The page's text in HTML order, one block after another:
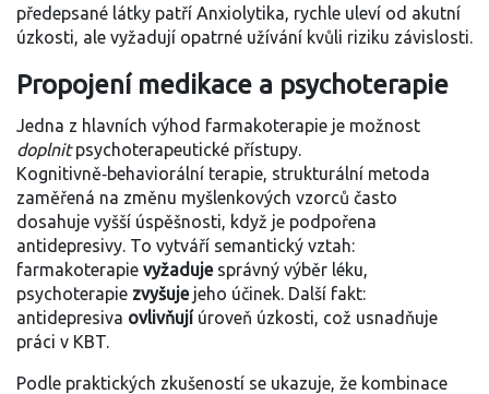
předepsané látky patří Anxiolytika, rychle uleví od akutní
úzkosti, ale vyžadují opatrné užívání kvůli riziku závislosti.
Propojení medikace a psychoterapie
Jedna z hlavních výhod farmakoterapie je možnost
doplnitpsychoterapeutické přístupy.
Kognitivně‑behaviorální terapie, strukturální metoda
zaměřená na změnu myšlenkových vzorců často
dosahuje vyšší úspěšnosti, když je podpořena
antidepresivy. To vytváří semantický vztah:
farmakoterapie vyžadujesprávný výběr léku,
psychoterapie zvyšujejeho účinek. Další fakt:
antidepresiva ovlivňujíúroveň úzkosti, což usnadňuje
práci v KBT.
Podle praktických zkušeností se ukazuje, že kombinace